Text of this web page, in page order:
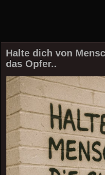
Halte dich von
das Opfer..